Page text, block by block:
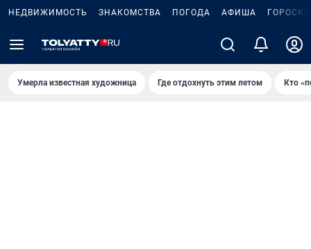
НЕДВИЖИМОСТЬ ЗНАКОМСТВА ПОГОДА АФИША
Умерла известная художница Где отдохнуть этим летом Кто